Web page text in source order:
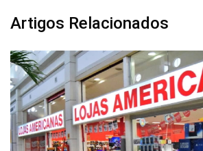
Artigos Relacionados